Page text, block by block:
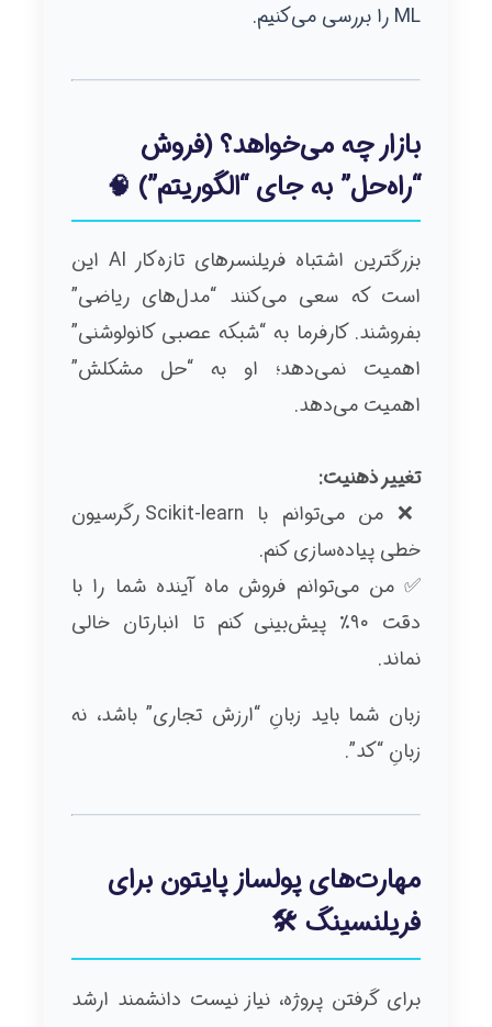
ML را بررسی می‌کنیم.
بازار چه می‌خواهد؟ (فروش
“راه‌حل” به جای “الگوریتم”) 🧠
بزرگترین اشتباه فریلنسرهای تازه‌کار AI این
است که سعی می‌کنند “مدل‌های ریاضی”
بفروشند. کارفرما به “شبکه عصبی کانولوشنی”
اهمیت نمی‌دهد؛ او به “حل مشکلش”
اهمیت می‌دهد.
تغییر ذهنیت:
❌ من می‌توانم با Scikit-learn رگرسیون
خطی پیاده‌سازی کنم.
✅ من می‌توانم فروش ماه آینده شما را با
دقت ۹۰٪ پیش‌بینی کنم تا انبارتان خالی
نماند.
زبان شما باید زبانِ “ارزش تجاری” باشد، نه
زبانِ “کد”.
مهارت‌های پولساز پایتون برای
فریلنسینگ 🛠️
برای گرفتن پروژه، نیاز نیست دانشمند ارشد